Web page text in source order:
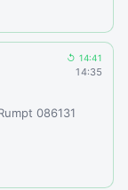
↺ 14:41
14:35
086131